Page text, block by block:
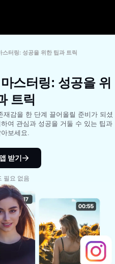
램
스
스터링: 성공을 위한 팁과 트릭
스터링: 성공을 위
트릭
감을 한 단계 끌어올릴 준비가 되셨
여 관심과 성공을 거둘 수 있는 팁과
보세요.
받기
필요 없음